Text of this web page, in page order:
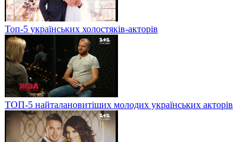
Топ-5 українських холостяків-акторів
ТОП-5 найталановитіших молодих українських акторів